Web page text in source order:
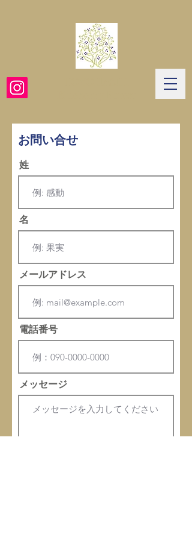
お問い合せ
姓
名
メールアドレス
電話番号
メッセージ